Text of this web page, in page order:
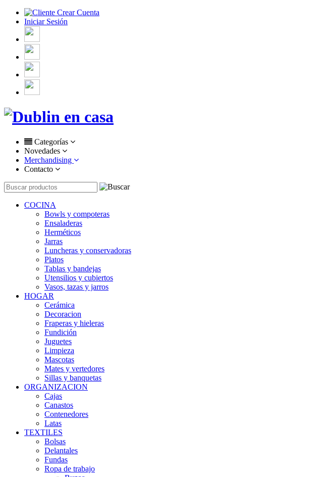
Crear Cuenta
Iniciar Sesión
Categorías
Novedades
Merchandising
Contacto
COCINA
Bowls y compoteras
Ensaladeras
Herméticos
Jarras
Luncheras y conservadoras
Platos
Tablas y bandejas
Utensilios y cubiertos
Vasos, tazas y jarros
HOGAR
Cerámica
Decoracion
Fraperas y hieleras
Fundición
Juguetes
Limpieza
Mascotas
Mates y vertedores
Sillas y banquetas
ORGANIZACION
Cajas
Canastos
Contenedores
Latas
TEXTILES
Bolsas
Delantales
Fundas
Ropa de trabajo